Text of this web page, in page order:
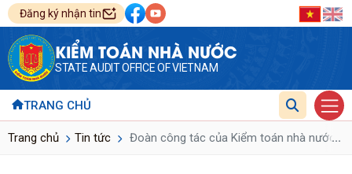
Đăng ký nhận tin
KIỂM TOÁN NHÀ NƯỚC
STATE AUDIT OFFICE OF VIETNAM
TRANG CHỦ
Trang chủ Tin tức Đoàn công tác của Kiểm toán nhà nước...